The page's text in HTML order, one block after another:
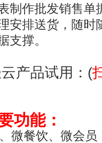
制作批发销售单
安排送货，随时
支撑。
产品试用：(
功能：
微餐饮、微会员